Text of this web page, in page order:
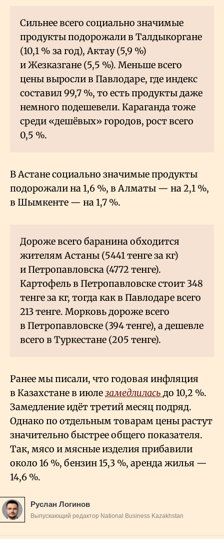
Сильнее всего социально значимые
продукты подорожали в Талдыкоргане
(10,1 % за год), Актау (5,9 %)
и Жезказгане (5,5 %). Меньше всего
цены выросли в Павлодаре, где индекс
составил 99,7 %, то есть продукты даже
немного подешевели. Караганда тоже
среди «дешёвых» городов, рост всего
0,5 %.
В Астане социально значимые продукты
подорожали на 1,6 %, в Алматы — на 2,1 %,
в Шымкенте — на 1,7 %.
Дороже всего баранина обходится
жителям Астаны (5441 тенге за кг)
и Петропавловска (4772 тенге).
Картофель в Петропавловске стоит 348
тенге за кг, тогда как в Павлодаре всего
213 тенге. Морковь дороже всего
в Петропавловске (394 тенге), а дешевле
всего в Туркестане (205 тенге).
Ранее мы писали, что годовая инфляция
в Казахстане в июлезамедлилась до 10,2 %.
Замедление идёт третий месяц подряд.
Однако по отдельным товарам цены растут
значительно быстрее общего показателя.
Так, мясо и мясные изделия прибавили
около 16 %, бензин 15,3 %, аренда жилья —
14,6 %.
Руслан Логинов
Выпускающий редактор National Business Kazakhstan